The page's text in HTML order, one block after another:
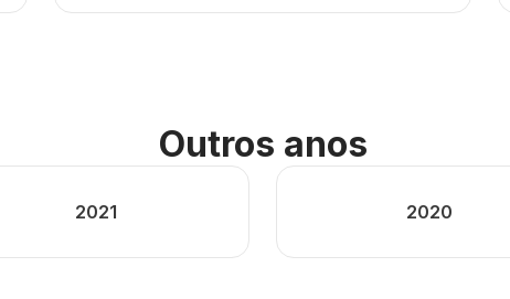
Outros anos
2021 2020